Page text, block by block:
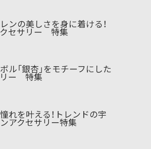
ンの美しさを身に着ける！
セサリー 特集
ル「銀杏」をモチーフにした
リー 特集
れを叶える！トレンドの宇
アクセサリー特集